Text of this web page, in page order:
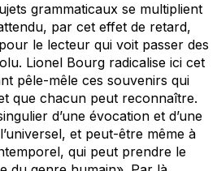
grammaticaux se multiplient
par cet effet de retard,
le lecteur qui voit passer des
Lionel Bourg radicalise ici cet
pêle-mêle ces souvenirs qui
que chacun peut reconnaître.
d’une évocation et d’une
et peut-être même à
qui peut prendre le